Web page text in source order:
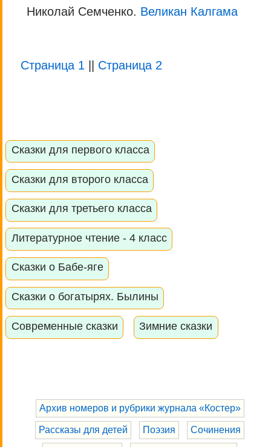
Николай Семченко. Великан Калгама
Страница 1 Страница 2
Сказки для первого класса
Сказки для второго класса
Сказки для третьего класса
Литературное чтение - 4 класс
Сказки о Бабе-яге
Сказки о богатырях. Былины
Современные сказки Зимние сказки
Архив номеров и рубрики журнала «Костер»
Рассказы для детей Поэзия Сочинения